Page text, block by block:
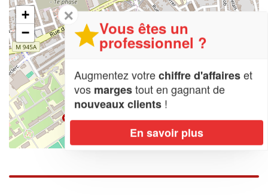
+
−
Leaflet| Map data ©OpenStreetMap contributors,CC-BY-SA
✕
Vous êtes un
professionnel ?
Augmentez votrechiffre d'affaireset
vos margestout en gagnant de
nouveaux clients !
En savoir plus